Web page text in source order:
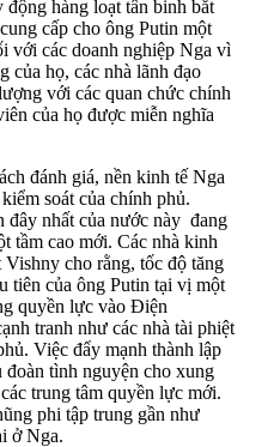
động hàng loạt tân binh bắt
cấp cho ông Putin một
với các doanh nghiệp Nga vì
của họ, các nhà lãnh đạo
với các quan chức chính
của họ được miễn nghĩa
đánh giá, nền kinh tế Nga
soát của chính phủ.
đây nhất của nước này đang
tầm cao mới. Các nhà kinh
cho rằng, tốc độ tăng
tiên của ông Putin tại vị một
quyền lực vào Điện
tranh như các nhà tài phiệt
Việc đẩy mạnh thành lập
đoàn tình nguyện cho xung
trung tâm quyền lực mới.
phi tập trung gần như
ở Nga.